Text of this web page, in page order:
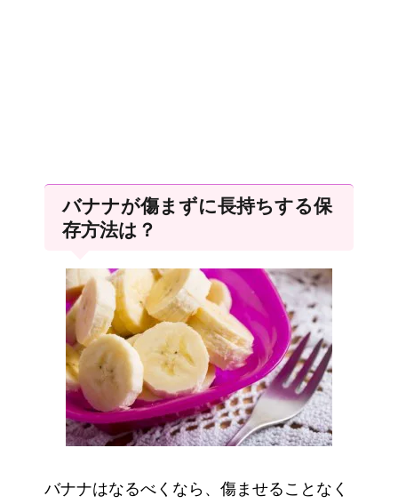
バナナが傷まずに長持ちする保
存方法は？
バナナはなるべくなら、傷ませることなく